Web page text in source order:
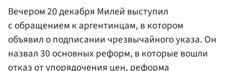
Вечером 20 декабря Милей выступил
с обращением к аргентинцам, в котором
объявил о подписании чрезвычайного указа. Он
назвал 30 основных реформ, в которые вошли
отказ от упорядочения цен, реформа